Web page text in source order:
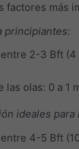
factores más
principiantes:
2-3 Bft
olas: 0 a 1
ideales
4-5 Bft